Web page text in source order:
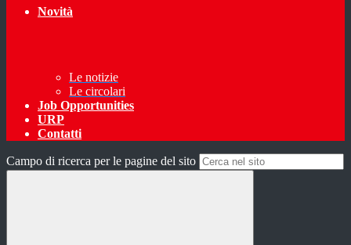
Novità
Le notizie
Le circolari
Job Opportunities
URP
Contatti
Campo di ricerca per le pagine del sito